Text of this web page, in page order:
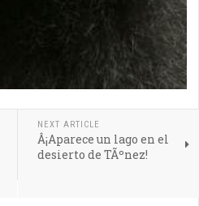
NEXT ARTICLE
Â¡Aparece un lago en el
desierto de TÃºnez!